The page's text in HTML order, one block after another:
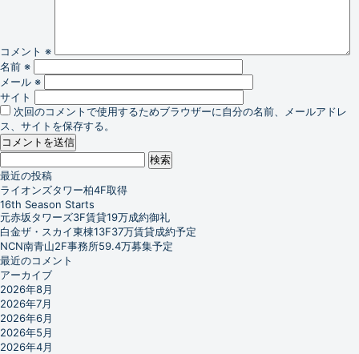
コメント ※
名前 ※
メール ※
サイト
次回のコメントで使用するためブラウザーに自分の名前、メールアドレ
ス、サイトを保存する。
検
索:
最近の投稿
ライオンズタワー柏4F取得
16th Season Starts
元赤坂タワーズ3F賃貸19万成約御礼
白金ザ・スカイ東棟13F37万賃貸成約予定
NCN南青山2F事務所59.4万募集予定
最近のコメント
アーカイブ
2026年8月
2026年7月
2026年6月
2026年5月
2026年4月